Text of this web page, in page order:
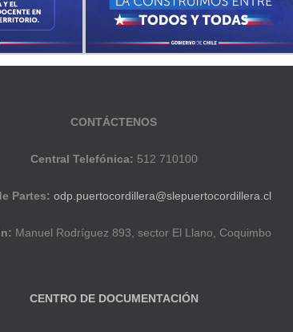
CONTÁCTENOS
Central Telefónica: 512 710100
Partes: odp.puertocordillera@slepuertocordillera.cl
Manuel Rodríguez 893, sector El Llano, Coquimbo
CENTRO DE DOCUMENTACIÓN